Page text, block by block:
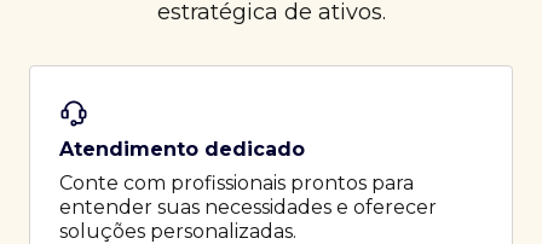
estratégica de ativos.
Atendimento dedicado
Conte com profissionais prontos para
entender suas necessidades e oferecer
soluções personalizadas.